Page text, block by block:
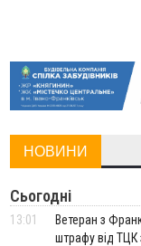
НОВИНИ
Сьогодні
13:01
Ветеран з
штрафу від ТЦК